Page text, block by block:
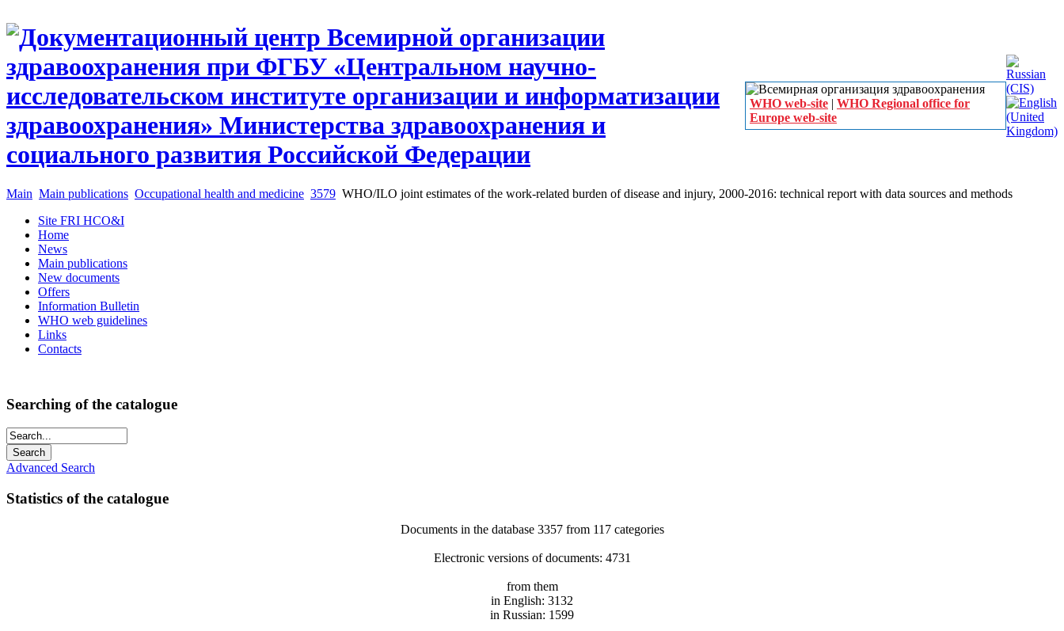
WHO web-site | WHO Regional office for
Europe web-site
Main Main publications Occupational health and medicine 3579 WHO/ILO joint estimates of the work-related burden of disease and injury, 2000-2016: technical report with data sources and methods
Site FRI HCO&I
Home
News
Main publications
New documents
Offers
Information Bulletin
WHO web guidelines
Links
Contacts
Searching of the catalogue
Advanced Search
Statistics of the catalogue
Documents in the database 3357 from 117 categories
Electronic versions of documents: 4731
from them
in English: 3132
in Russian: 1599